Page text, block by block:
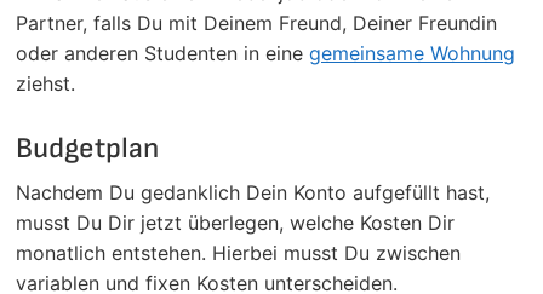
Partner, falls Du mit Deinem Freund, Deiner Freundin
oder anderen Studenten in eine gemeinsame Wohnung
ziehst.
Budgetplan
Nachdem Du gedanklich Dein Konto aufgefüllt hast,
musst Du Dir jetzt überlegen, welche Kosten Dir
monatlich entstehen. Hierbei musst Du zwischen
variablen und fixen Kosten unterscheiden.